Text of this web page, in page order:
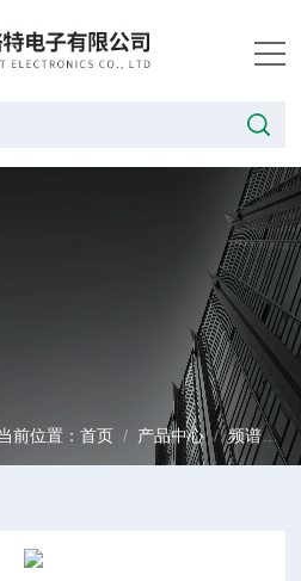
前位置：首页 / 产品中心/频谱分析仪